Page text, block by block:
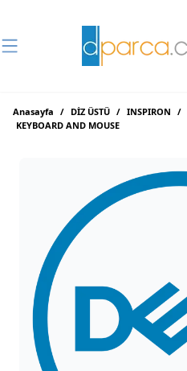
Anasayfa / DİZ ÜSTÜ / INSPIRON /
KEYBOARD AND MOUSE